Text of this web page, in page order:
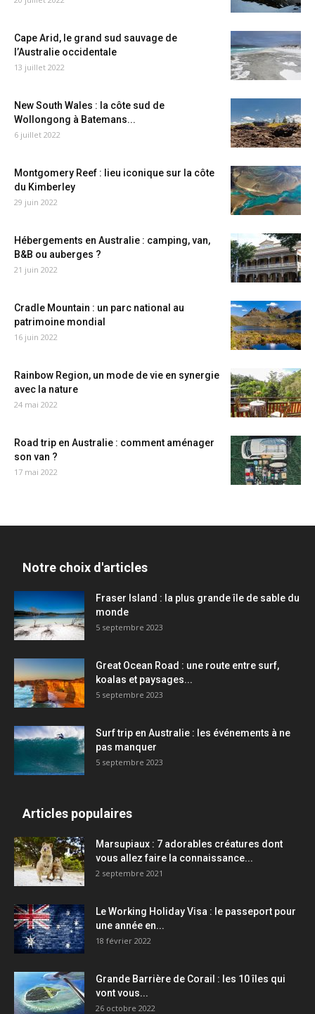
Cape Arid, le grand sud sauvage de
l’Australie occidentale
13 juillet 2022
New South Wales : la côte sud de
Wollongong à Batemans...
6 juillet 2022
Montgomery Reef : lieu iconique sur la côte
du Kimberley
29 juin 2022
Hébergements en Australie : camping, van,
B&B ou auberges ?
21 juin 2022
Cradle Mountain : un parc national au
patrimoine mondial
16 juin 2022
Rainbow Region, un mode de vie en synergie
avec la nature
24 mai 2022
Road trip en Australie : comment aménager
son van ?
17 mai 2022
Notre choix d'articles
Fraser Island : la plus grande île de sable du
monde
5 septembre 2023
Great Ocean Road : une route entre surf,
koalas et paysages...
5 septembre 2023
Surf trip en Australie : les événements à ne
pas manquer
5 septembre 2023
Articles populaires
Marsupiaux : 7 adorables créatures dont
vous allez faire la connaissance...
2 septembre 2021
Le Working Holiday Visa : le passeport pour
une année en...
18 février 2022
Grande Barrière de Corail : les 10 îles qui
vont vous...
26 octobre 2022